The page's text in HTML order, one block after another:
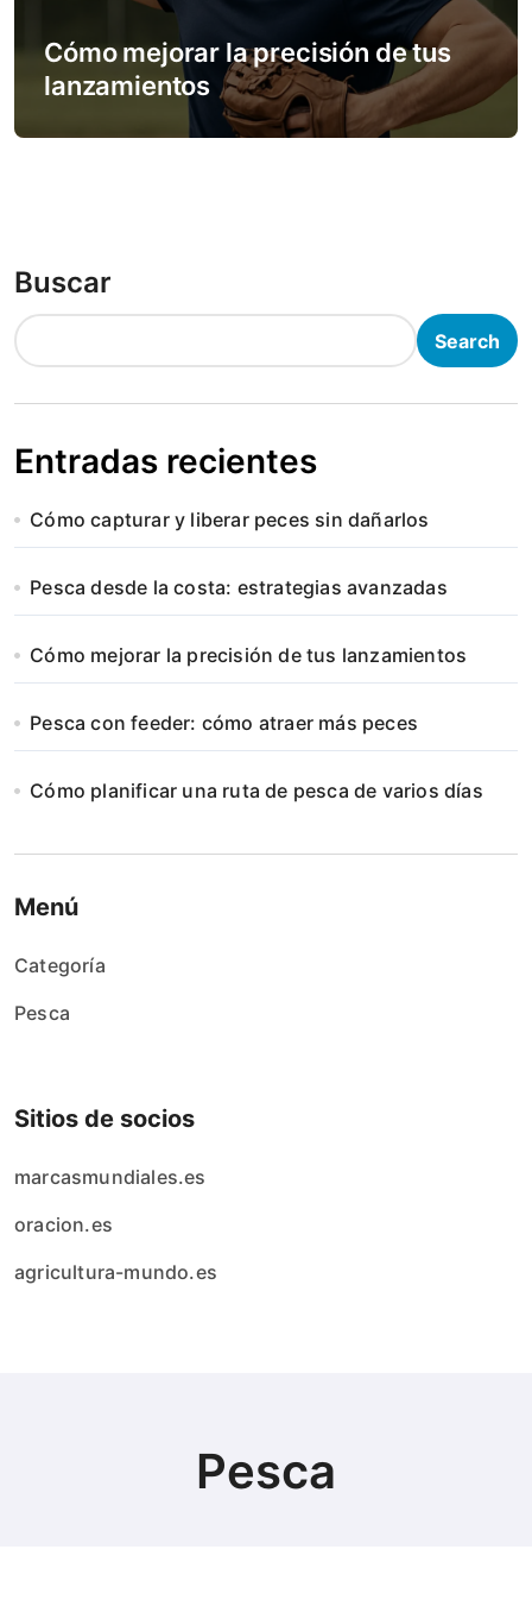
Cómo mejorar la precisión de tus
lanzamientos
Buscar
Search
Entradas recientes
Cómo capturar y liberar peces sin dañarlos
Pesca desde la costa: estrategias avanzadas
Cómo mejorar la precisión de tus lanzamientos
Pesca con feeder: cómo atraer más peces
Cómo planificar una ruta de pesca de varios días
Menú
Categoría
Pesca
Sitios de socios
marcasmundiales.es
oracion.es
agricultura-mundo.es
Pesca